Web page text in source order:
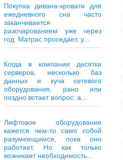
Покупка дивана-кровати для
ежедневного сна часто
заканчивается
разочарованием уже через
год. Матрас проседает, у...
Когда в компании десятки
серверов, несколько баз
данных и куча сетевого
оборудования, рано или
поздно встает вопрос: а...
Лифтовое оборудование
кажется чем-то само собой
разумеющимся, пока оно
работает. Но как только
возникает необходимость...